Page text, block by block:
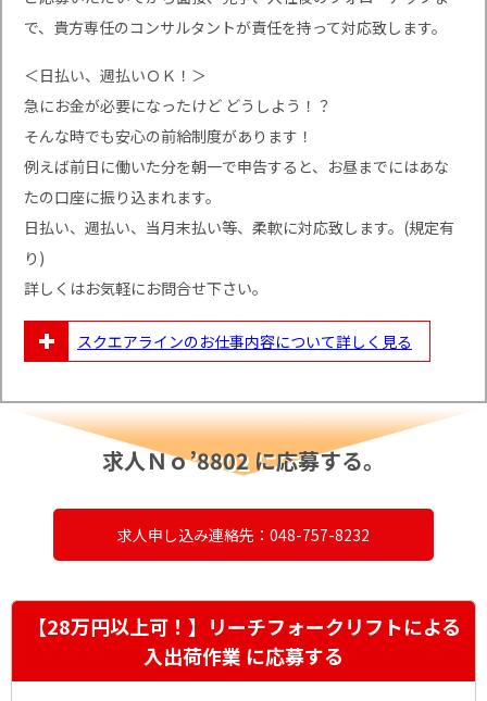
で、貴方専任のコンサルタントが責任を持って対応致します。
＜日払い、週払いＯＫ！＞
急にお金が必要になったけど どうしよう！？
そんな時でも安心の前給制度があります！
例えば前日に働いた分を朝一で申告すると、お昼までにはあな
たの口座に振り込まれます。
日払い、週払い、当月末払い等、柔軟に対応致します。(規定有
り)
詳しくはお気軽にお問合せ下さい。
スクエアラインのお仕事内容について詳しく見る
求人Ｎｏ’8802 に応募する。
求人申し込み連絡先：048-757-8232
【28万円以上可！】リーチフォークリフトによる
入出荷作業 に応募する